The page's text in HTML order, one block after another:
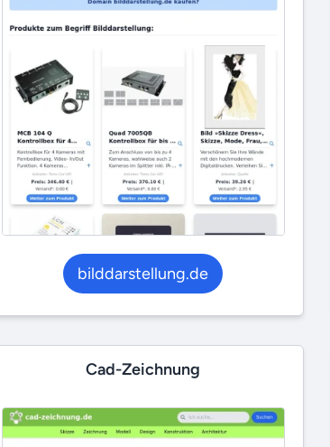
bilddarstellung.de
Cad-Zeichnung